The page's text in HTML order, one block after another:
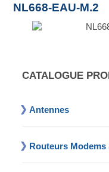
NL668-EAU-M.2
CATALOGUE
Antennes
Routeurs Modems